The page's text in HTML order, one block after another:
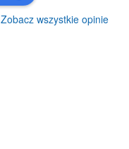
Zobacz wszystkie opinie